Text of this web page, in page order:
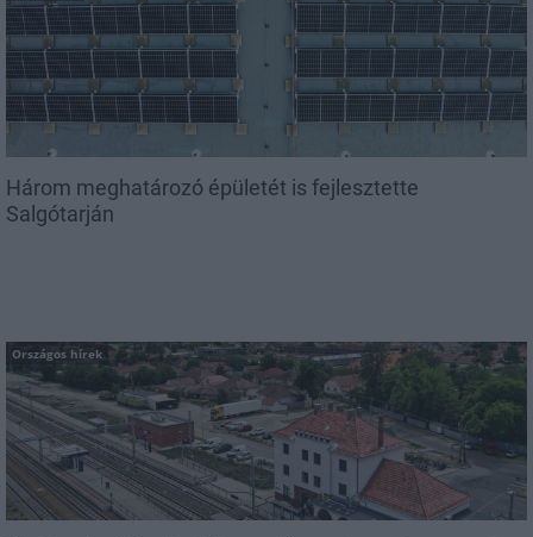
Három meghatározó épületét is fejlesztette
Salgótarján
Országos hírek